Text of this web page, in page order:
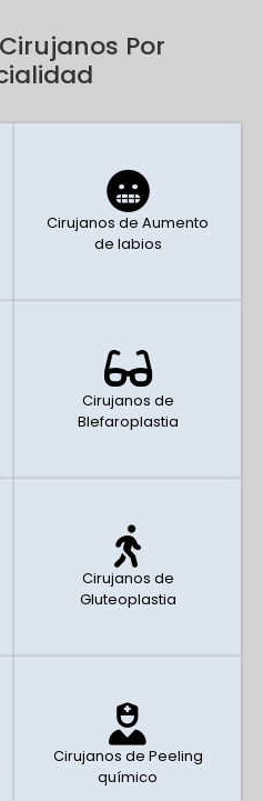
Por
Cirujanos de Aumento
de labios
Cirujanos de
Blefaroplastia
Cirujanos de
Gluteoplastia
Cirujanos de Peeling
químico